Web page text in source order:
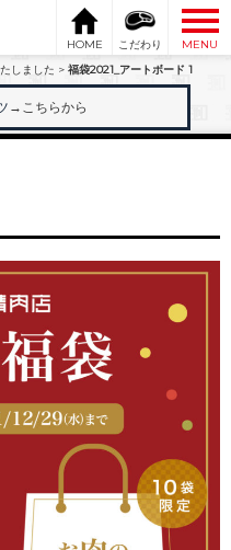
HOME こだわり
MENU
しました > 福袋2021_アートボード 1
→こちらから